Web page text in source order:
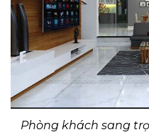
Phòng khách sang